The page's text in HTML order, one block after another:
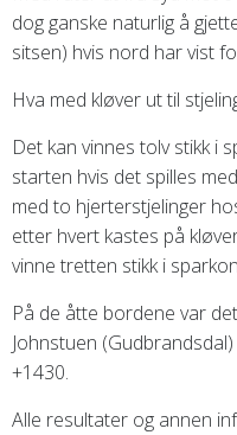
dog ganske naturlig å
sitsen) hvis nord har vist
Hva med kløver ut til
Det kan vinnes tolv stikk i
starten hvis det spilles
med to hjerterstjelinger
etter hvert kastes på
vinne tretten stikk i
På de åtte bordene var
Johnstuen
+1430.
Alle resultater og annen